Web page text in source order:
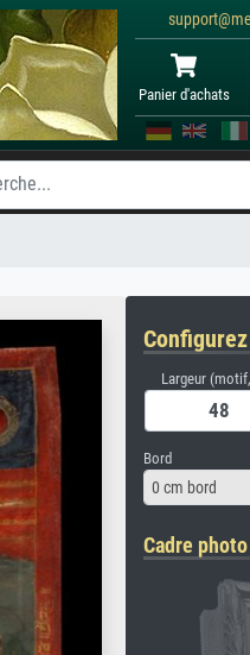
Panier d'achats
Largeur
Bord
0 cm bord
Cadre photo